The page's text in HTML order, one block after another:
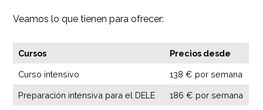
Veamos lo que tienen para ofrecer:
Cursos Precios desde
Curso intensivo 138 € por semana
Preparación intensiva para el DELE 186 € por semana